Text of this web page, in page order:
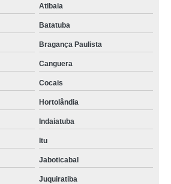
Atibaia
Batatuba
Bragança Paulista
Canguera
Cocais
Hortolândia
Indaiatuba
Itu
Jaboticabal
Juquiratiba